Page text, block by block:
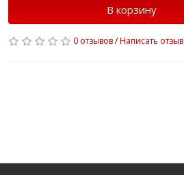
В корзину
0 отзывов/Написать отзыв